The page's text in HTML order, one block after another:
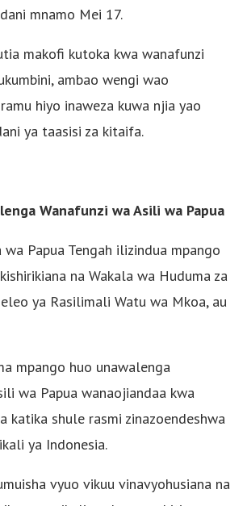
mnamo Mei 17.
makofi kutoka kwa wanafunzi
ambao wengi wao
hiyo inaweza kuwa njia yao
ya taasisi za kitaifa.
Wanafunzi wa Asili wa Papua
Papua Tengah ilizindua mpango
na Wakala wa Huduma za
ya Rasilimali Watu wa Mkoa, au
mpango huo unawalenga
wa Papua wanaojiandaa kwa
katika shule rasmi zinazoendeshwa
ya Indonesia.
vyuo vikuu vinavyohusiana na